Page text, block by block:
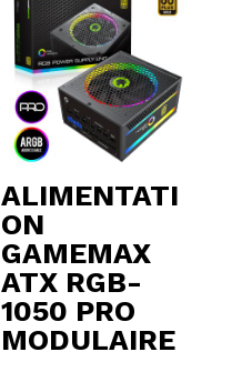
ALIMENTATI
ON
GAMEMAX
ATX RGB-
1050 PRO
MODULAIRE